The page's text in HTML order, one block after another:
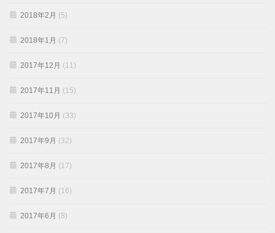
2018年2月 (5)
2018年1月 (7)
2017年12月 (11)
2017年11月 (15)
2017年10月 (33)
2017年9月 (32)
2017年8月 (17)
2017年7月 (16)
2017年6月 (8)